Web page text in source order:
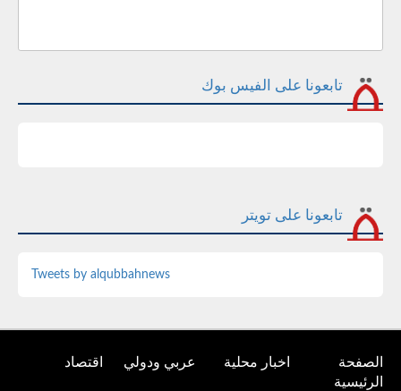
تابعونا على الفيس بوك
تابعونا على تويتر
Tweets by alqubbahnews
الصفحة
الرئيسية
اخبار محلية عربي ودولي اقتصاد